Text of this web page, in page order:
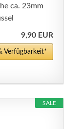
ca. 23mm
9,90 EUR
Verfügbarkeit*
SALE